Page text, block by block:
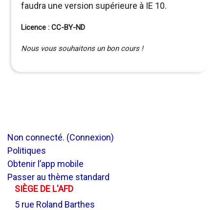
faudra une version supérieure à IE 10.
Licence : CC-BY-ND
Nous vous souhaitons un bon cours !
Non connecté. (Connexion)
Politiques
Obtenir l’app mobile
Passer au thème standard
SIÈGE DE L'AFD
5 rue Roland Barthes